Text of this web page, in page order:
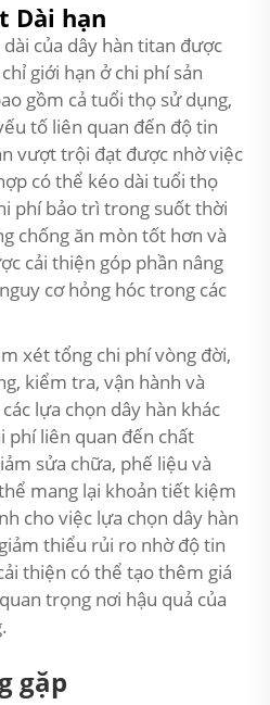
Dài hạn
của dây hàn titan được
giới hạn ở chi phí sản
gồm cả tuổi thọ sử dụng,
tố liên quan đến độ tin
vượt trội đạt được nhờ việc
có thể kéo dài tuổi thọ
phí bảo trì trong suốt thời
chống ăn mòn tốt hơn và
cải thiện góp phần nâng
cơ hỏng hóc trong các
xét tổng chi phí vòng đời,
kiểm tra, vận hành và
lựa chọn dây hàn khác
phí liên quan đến chất
sửa chữa, phế liệu và
mang lại khoản tiết kiệm
cho việc lựa chọn dây hàn
thiểu rủi ro nhờ độ tin
thiện có thể tạo thêm giá
trọng nơi hậu quả của
gặp